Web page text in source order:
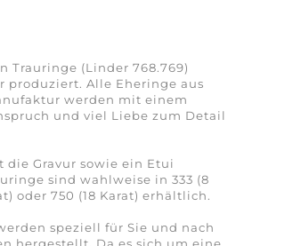
Trauringe (Linder 768.769)
produziert. Alle Eheringe aus
werden mit einem
und viel Liebe zum Detail
die Gravur sowie ein Etui
sind wahlweise in 333 (8
oder 750 (18 Karat) erhältlich.
speziell für Sie und nach
hergestellt. Da es sich um eine